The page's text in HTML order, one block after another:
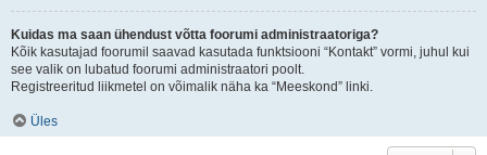
Kuidas ma saan ühendust võtta foorumi administraatoriga?
Kõik kasutajad foorumil saavad kasutada funktsiooni “Kontakt” vormi, juhul kui
see valik on lubatud foorumi administraatori poolt.
Registreeritud liikmetel on võimalik näha ka “Meeskond” linki.
Üles